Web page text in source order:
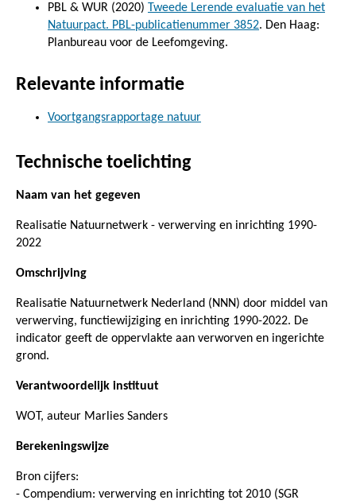
PBL & WUR (2020) Tweede Lerende evaluatie van het
Natuurpact. PBL-publicatienummer 3852. Den Haag:
Planbureau voor de Leefomgeving.
Relevante informatie
Voortgangsrapportage natuur
Technische toelichting
Naam van het gegeven
Realisatie Natuurnetwerk - verwerving en inrichting 1990-
2022
Omschrijving
Realisatie Natuurnetwerk Nederland (NNN) door middel van
verwerving, functiewijziging en inrichting 1990-2022. De
indicator geeft de oppervlakte aan verworven en ingerichte
grond.
Verantwoordelijk instituut
WOT, auteur Marlies Sanders
Berekeningswijze
Bron cijfers:
- Compendium: verwerving en inrichting tot 2010 (SGR